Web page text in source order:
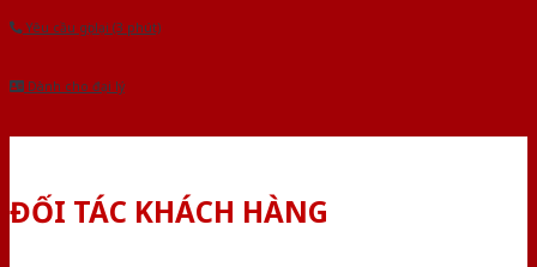
Yêu cầu gọi lại (3 phút)
Dành cho đại lý
ĐỐI TÁC KHÁCH HÀNG